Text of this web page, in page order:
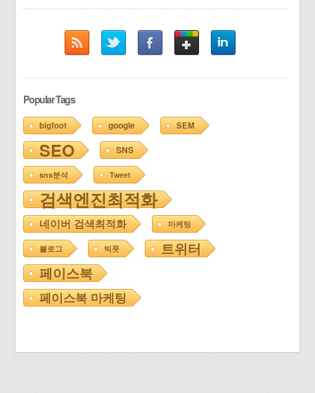
Popular Tags
bigfoot google SEM
SEO SNS
sns분석 Tweet
검색엔진최적화
네이버 검색최적화 마케팅
블로그 빅풋
트위터
페이스북
페이스북 마케팅